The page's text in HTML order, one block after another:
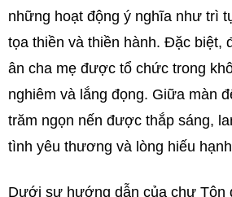
những hoạt động ý nghĩa như trì
tọa thiền và thiền hành. Đặc biệt,
ân cha mẹ được tổ chức trong
nghiêm và lắng đọng. Giữa màn
trăm ngọn nến được thắp sáng,
tình yêu thương và lòng hiếu
Dưới sự hướng dẫn của chư Tôn